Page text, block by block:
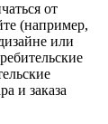
от
(например,
или
и заказа